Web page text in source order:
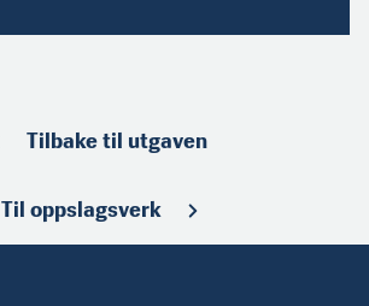
Tilbake til utgaven
Til oppslagsverk